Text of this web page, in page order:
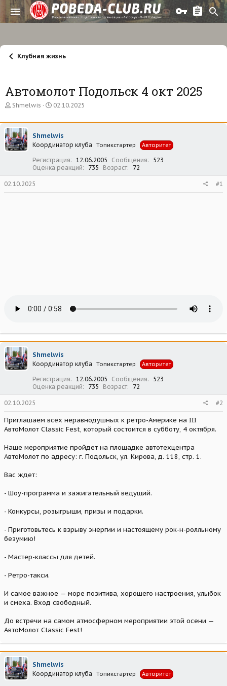
Клубная жизнь
Автомолот Подольск 4 окт 2025
А
т
о
р
т
Shmelwis
Д
т
н
а
а
л
а
02.10.2025
Shmelwis
Координатор клуба Топикстартер Авторитет
Регистрация 12.06.2005 Сообщения
523
Оценка реакций
735 Возраст 72
02.10.2025 #1
Shmelwis
Координатор клуба Топикстартер Авторитет
Регистрация 12.06.2005 Сообщения
523
Оценка реакций
735 Возраст 72
02.10.2025 #2
Приглашаем всех неравнодушных к ретро-Америке на III
АвтоМолот Classic Fest, который состоится в субботу, 4 октября.
Наше мероприятие пройдет на площадке автотехцентра
АвтоМолот по адресу: г. Подольск, ул. Кирова, д. 118, стр. 1.
Вас ждет:
- Шоу-программа и зажигательный ведущий.
- Конкурсы, розыгрыши, призы и подарки.
- Приготовьтесь к взрыву энергии и настоящему рок-н-ролльному
безумию!
- Мастер-классы для детей.
- Ретро-такси.
И самое важное — море позитива, хорошего настроения, улыбок
и смеха. Вход свободный.
До встречи на самом атмосферном мероприятии этой осени —
АвтоМолот Classic Fest!
Shmelwis
Координатор клуба Топикстартер Авторитет